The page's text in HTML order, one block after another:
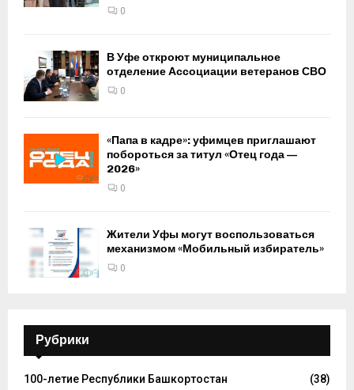
0
В Уфе откроют муниципальное
отделение Ассоциации ветеранов СВО
0
«Папа в кадре»: уфимцев приглашают
побороться за титул «Отец года —
2026»
0
Жители Уфы могут воспользоваться
механизмом «Мобильный избиратель»
0
Рубрики
100-летие Республики Башкортостан
(38)